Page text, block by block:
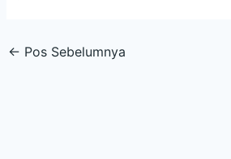
← Pos Sebelumnya